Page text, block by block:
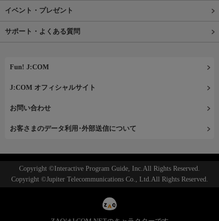
イベント・プレゼント
サポート・よくある質問
Fun! J:COM
J:COM オフィシャルサイト
お問い合わせ
お客さまのデータ利用･外部送信について
Copyright ©Interactive Program Guide, Inc.All Rights Reserved.
Copyright ©Jupiter Telecommunications Co., Ltd.All Rights Reserved.